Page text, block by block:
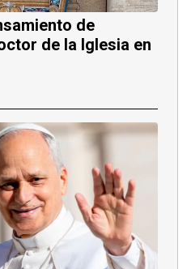
de
de la Iglesia en